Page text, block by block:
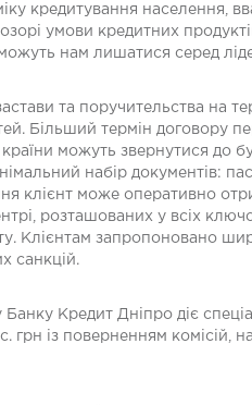
кредитування населення,
умови кредитних
нам лишатися серед
та поручительства на
Більший термін договору
можуть звернутися до
набір документів:
клієнт може оперативно
розташованих у всіх
Клієнтам запропоновано
санкцій.
Кредит Дніпро діє
грн із поверненням комісій,